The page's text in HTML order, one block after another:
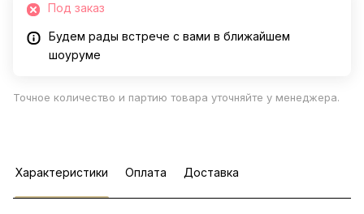
Под заказ
Будем рады встрече с вами в ближайшем
шоуруме
Точное количество и партию товара уточняйте у менеджера.
Характеристики Оплата Доставка